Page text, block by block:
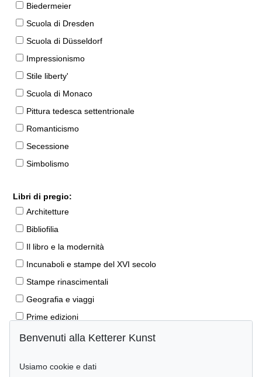
Biedermeier
Scuola di Dresden
Scuola di Düsseldorf
Impressionismo
Stile liberty'
Scuola di Monaco
Pittura tedesca settentrionale
Romanticismo
Secessione
Simbolismo
Libri di pregio:
Architetture
Bibliofilia
Il libro e la modernità
Incunaboli e stampe del XVI secolo
Stampe rinascimentali
Geografia e viaggi
Prime edizioni
Manoscritti antichi
Libri per bambini
Benvenuti alla Ketterer Kunst
Usiamo cookie e dati